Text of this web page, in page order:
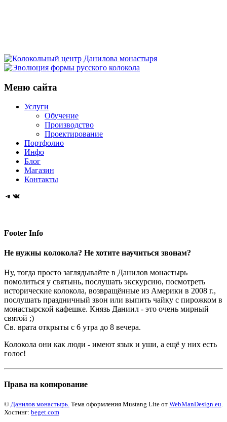
в
Московский
лекция
в
Троице-
Сергиевой
Лавре
в
Ростов
Великий
Московский
детский
звонарей
Фестиваль
звонов
«Даниловские
колокола»
Колокола
для
храма
Вооруженных
России
центр
Данилова
монастыря
Эволюция
формы
русского
колокола
Меню сайта
Услуги
Обучение
Производство
Проектирование
Портфолио
Инфо
Блог
Магазин
Контакты
Telegram
VK
Footer Info
Не нужны колокола? Не хотите научиться звонам?
Ну, тогда просто заглядывайте в Данилов монастырь
помолиться у святынь, послушать экскурсию, посмотреть
исторические колокола, возвращённые из Америки в 2008 г.,
послушать праздничный звон или выпить чайку с пирожком в
монастырской кафешке. Князь Даниил - это очень мирный
святой ;)
Св. врата открыты с 6 утра до 8 вечера.
Колокола они как люди - имеют язык и уши, а ещё у них есть
голос!
Права на копирование
© Данилов монастырь. Тема оформления Mustang Lite от WebManDesign.eu
Хостинг: beget.com